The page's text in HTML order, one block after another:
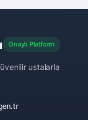
Onaylı Platform
ustalarla